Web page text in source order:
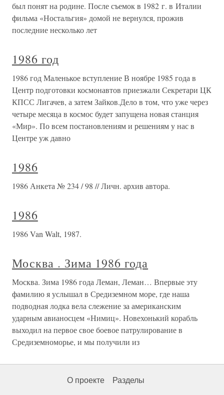
был понят на родине. После съемок в 1982 г. в Италии
фильма «Ностальгия» домой не вернулся, прожив
последние несколько лет
1986 год
1986 год Маленькое вступление В ноябре 1985 года в
Центр подготовки космонавтов приезжали Секретари ЦК
КПСС Лигачев, а затем Зайков.Дело в том, что уже через
четыре месяца в космос будет запущена новая станция
«Мир». По всем постановлениям и решениям у нас в
Центре уж давно
1986
1986 Анкета № 234 / 98 // Личн. архив автора.
1986
1986 Van Walt, 1987.
Москва . Зима 1986 года
Москва. Зима 1986 года Леман, Леман… Впервые эту
фамилию я услышал в Средиземном море, где наша
подводная лодка вела слежение за американским
ударным авианосцем «Нимиц». Новехонький корабль
выходил на первое свое боевое патрулирование в
Средиземноморье, и мы получили из
О проекте Разделы